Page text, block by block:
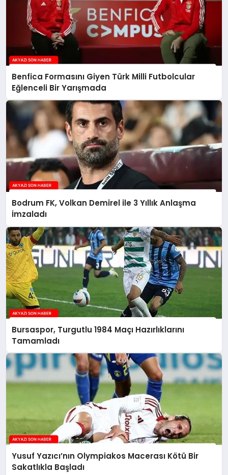
Benfica Formasını Giyen Türk Milli Futbolcular
Eğlenceli Bir Yarışmada
Bodrum FK, Volkan Demirel ile 3 Yıllık Anlaşma
İmzaladı
Bursaspor, Turgutlu 1984 Maçı Hazırlıklarını
Tamamladı
Yusuf Yazıcı’nın Olympiakos Macerası Kötü Bir
Sakatlıkla Başladı